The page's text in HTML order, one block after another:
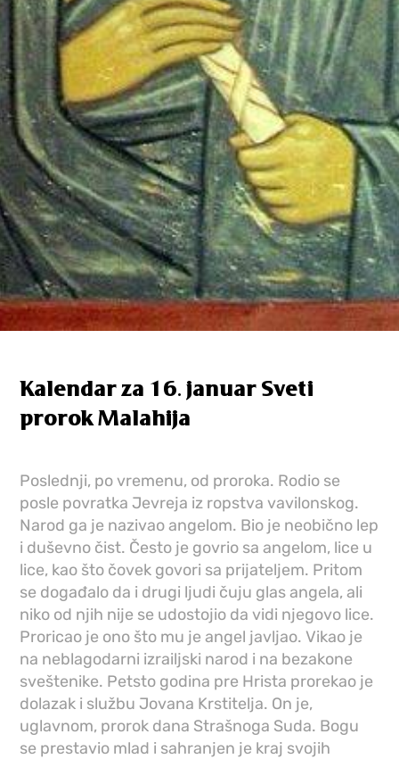
Kalendar za 16. januar Sveti
prorok Malahija
Poslednji, po vremenu, od proroka. Rodio se
posle povratka Jevreja iz ropstva vavilonskog.
Narod ga je nazivao angelom. Bio je neobično lep
i duševno čist. Često je govrio sa angelom, lice u
lice, kao što čovek govori sa prijateljem. Pritom
se događalo da i drugi ljudi čuju glas angela, ali
niko od njih nije se udostojio da vidi njegovo lice.
Proricao je ono što mu je angel javljao. Vikao je
na neblagodarni izrailjski narod i na bezakone
sveštenike. Petsto godina pre Hrista prorekao je
dolazak i službu Jovana Krstitelja. On je,
uglavnom, prorok dana Strašnoga Suda. Bogu
se prestavio mlad i sahranjen je kraj svojih